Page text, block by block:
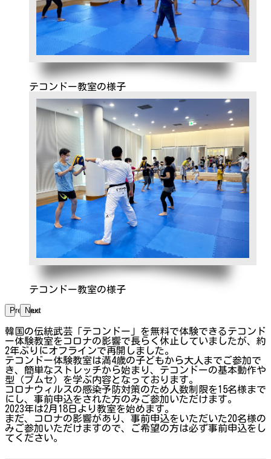
テコンドー教室の様子
テコンドー教室の様子
Previous
Next
韓国の伝統武芸「テコンドー」を無料で体験できるテコンド
ー体験教室をコロナの影響で長らく休止していましたが、約
2年ぶりにオフラインで再開しました。
テコンドー体験教室は満4歳の子どもから大人までご参加で
き、簡単なストレッチから始まり、テコンドーの基本動作や
型（プムセ）を学ぶ内容となっております。
コロナウィルスの感染予防対策のため人数制限を15名様まで
にし、事前申込をされた方のみご参加いただけます。
2023年は2月18日より教室を始めます。
まだ、コロナの影響があり、事前申込をいただいた20名様の
みご参加いただけますので、ご希望の方は必ず事前申込をし
てください。